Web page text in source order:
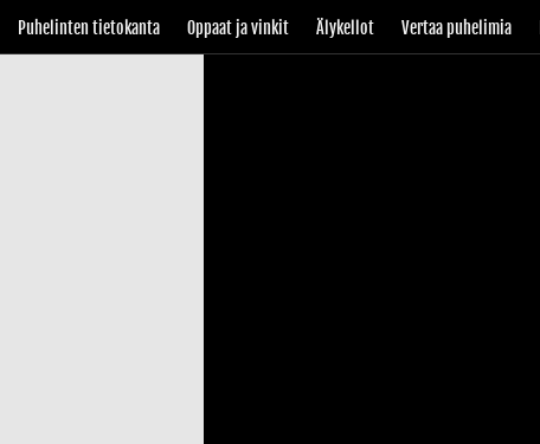
Puhelinten tietokanta Oppaat ja vinkit Älykellot Vertaa puhelimia